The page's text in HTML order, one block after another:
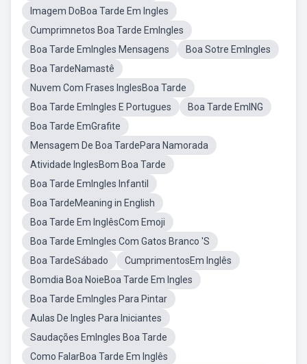
Imagem DoBoa Tarde Em Ingles
Cumprimnetos Boa Tarde EmIngles
Boa Tarde EmIngles Mensagens
Boa Sotre EmIngles
Boa TardeNamastê
Nuvem Com Frases InglesBoa Tarde
Boa Tarde EmIngles E Portugues
Boa Tarde EmING
Boa Tarde EmGrafite
Mensagem De Boa TardePara Namorada
Atividade InglesBom Boa Tarde
Boa Tarde EmIngles Infantil
Boa TardeMeaning in English
Boa Tarde Em InglêsCom Emoji
Boa Tarde EmIngles Com Gatos Branco 'S
Boa TardeSábado
CumprimentosEm Inglês
Bomdia Boa NoieBoa Tarde Em Ingles
Boa Tarde EmIngles Para Pintar
Aulas De Ingles Para Iniciantes
Saudações EmIngles Boa Tarde
Como FalarBoa Tarde Em Inglês